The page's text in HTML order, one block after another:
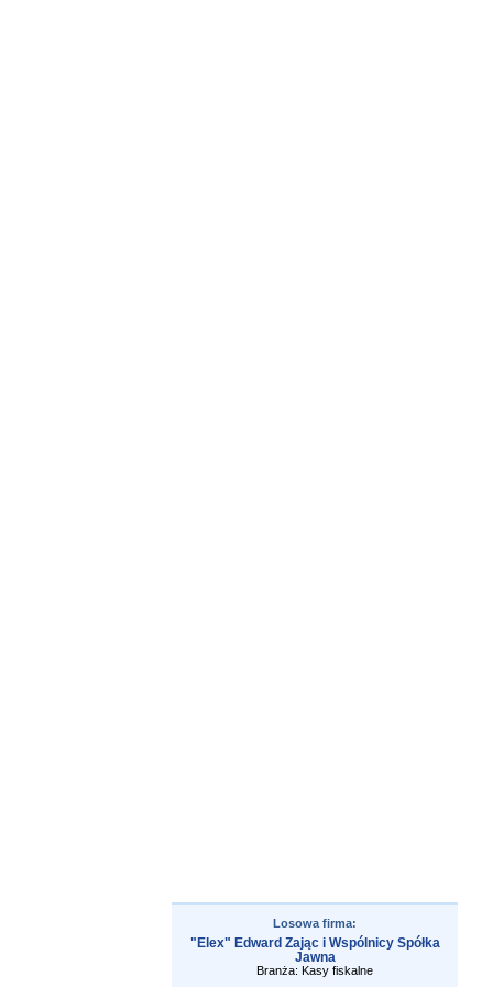
Losowa firma:
"Elex" Edward Zając i Wspólnicy Spółka
Jawna
Branża: Kasy fiskalne